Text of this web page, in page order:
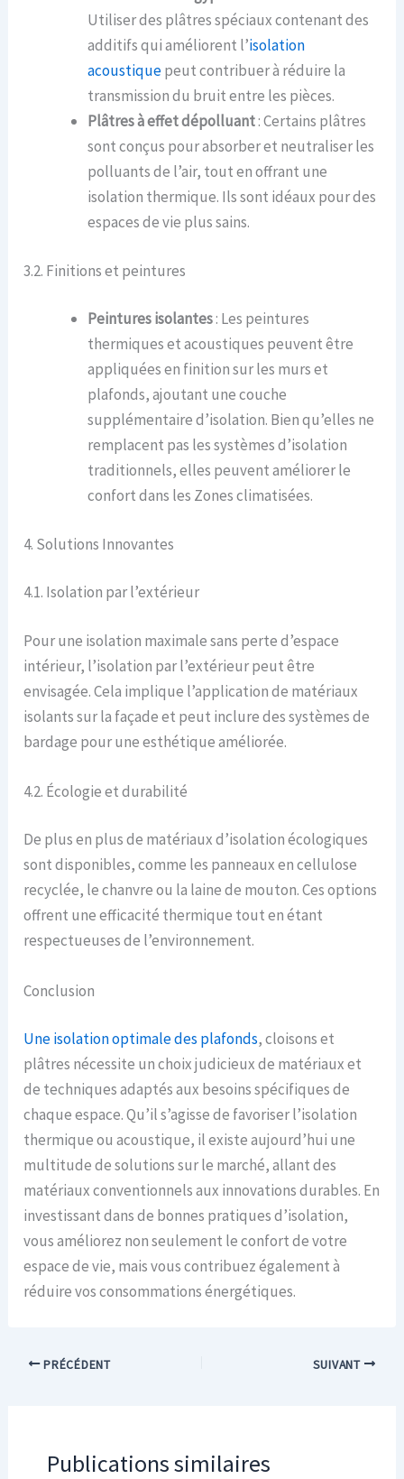
Utiliser des plâtres spéciaux contenant des
additifs qui améliorent l’isolation
acoustiquepeut contribuer à réduire la
transmission du bruit entre les pièces.
Plâtres à effet dépolluant: Certains plâtres
sont conçus pour absorber et neutraliser les
polluants de l’air, tout en offrant une
isolation thermique. Ils sont idéaux pour des
espaces de vie plus sains.
3.2. Finitions et peintures
Peintures isolantes: Les peintures
thermiques et acoustiques peuvent être
appliquées en finition sur les murs et
plafonds, ajoutant une couche
supplémentaire d’isolation. Bien qu’elles ne
remplacent pas les systèmes d’isolation
traditionnels, elles peuvent améliorer le
confort dans les Zones climatisées.
4. Solutions Innovantes
4.1. Isolation par l’extérieur
Pour une isolation maximale sans perte d’espace
intérieur, l’isolation par l’extérieur peut être
envisagée. Cela implique l’application de matériaux
isolants sur la façade et peut inclure des systèmes de
bardage pour une esthétique améliorée.
4.2. Écologie et durabilité
De plus en plus de matériaux d’isolation écologiques
sont disponibles, comme les panneaux en cellulose
recyclée, le chanvre ou la laine de mouton. Ces options
offrent une efficacité thermique tout en étant
respectueuses de l’environnement.
Conclusion
Une isolation optimale des plafonds, cloisons et
plâtres nécessite un choix judicieux de matériaux et
de techniques adaptés aux besoins spécifiques de
chaque espace. Qu’il s’agisse de favoriser l’isolation
thermique ou acoustique, il existe aujourd’hui une
multitude de solutions sur le marché, allant des
matériaux conventionnels aux innovations durables. En
investissant dans de bonnes pratiques d’isolation,
vous améliorez non seulement le confort de votre
espace de vie, mais vous contribuez également à
réduire vos consommations énergétiques.
PRÉCÉDENT SUIVANT
Publications similaires